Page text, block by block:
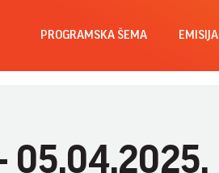
PROGRAMSKA ŠEMA EMISIJA
05.04.2025.